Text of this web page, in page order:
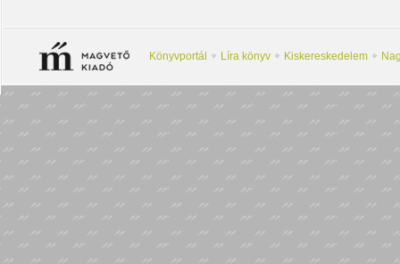
Könyvportál Líra könyv Kiskereskedelem